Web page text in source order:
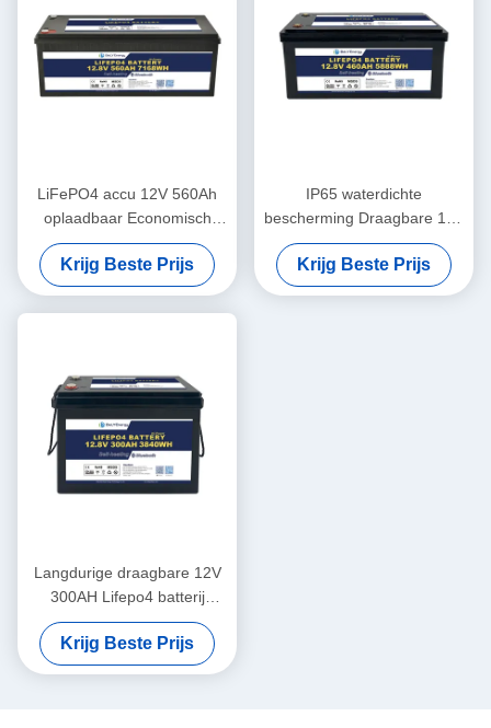
LiFePO4 accu 12V 560Ah
oplaadbaar Economisch
5000 cycli 12v Lifepo4 accu
Krijg Beste Prijs
IP65 waterdichte
bescherming Draagbare 12V
460Ah LiFePo4 lange
levensduur batterij voor
camper
Krijg Beste Prijs
Langdurige draagbare 12V
300AH Lifepo4 batterij
Nieuwe A-cellen lange
levensduur
Krijg Beste Prijs